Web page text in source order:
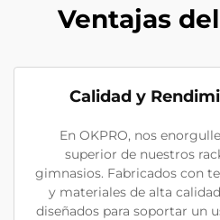
Ventajas
Calidad y
En OKPRO, nos
superior de nuestros
gimnasios. Fabricados con
y materiales de alta
diseñados para soportar un